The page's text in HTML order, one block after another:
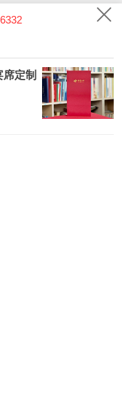
定制